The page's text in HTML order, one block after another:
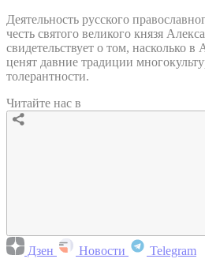
Деятельность русского
честь святого великого князя
свидетельствует о том, насколько
ценят давние традиции
толерантности.
Читайте нас в
Дзен Новости Telegram